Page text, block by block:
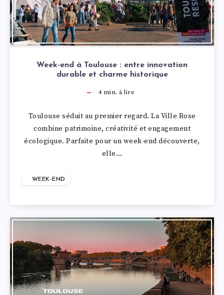
Week-end à Toulouse : entre innovation
durable et charme historique
4min. à lire
Toulouse séduit au premier regard. La Ville Rose
combine patrimoine, créativité et engagement
écologique. Parfaite pour un week-end découverte,
elle…
WEEK-END